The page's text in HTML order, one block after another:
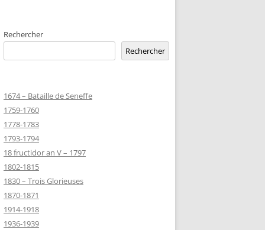
1944)
HELENE)
1964) EST
SUR-
SUR-
Rechercher
Rechercher
1674 – Bataille de Seneffe
1759-1760
1778-1783
1793-1794
18 fructidor an V – 1797
1802-1815
1830 – Trois Glorieuses
1870-1871
1914-1918
1936-1939